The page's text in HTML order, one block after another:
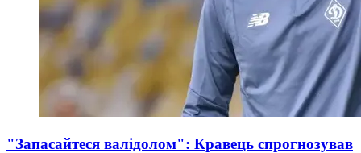
"Запасайтеся валідолом": Кравець спрогнозував